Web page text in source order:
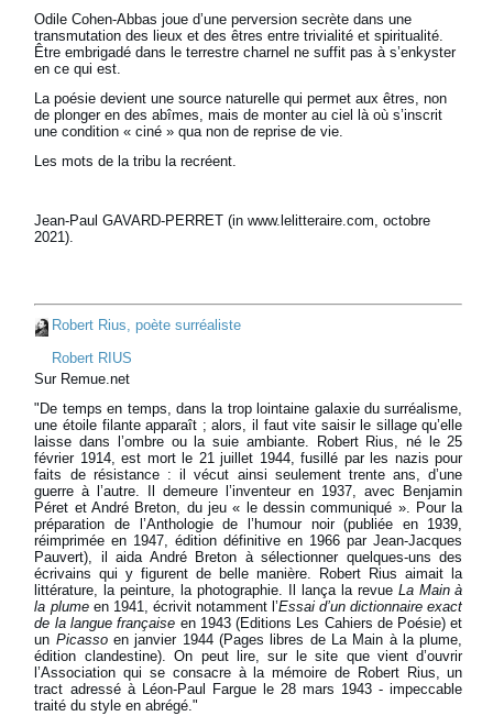
Odile Cohen-Abbas joue d’une perversion secrète dans une
transmutation des lieux et des êtres entre trivialité et spiritualité.
Être embrigadé dans le terrestre charnel ne suffit pas à s’enkyster
en ce qui est.
La poésie devient une source naturelle qui permet aux êtres, non
de plonger en des abîmes, mais de monter au ciel là où s’inscrit
une condition « ciné » qua non de reprise de vie.
Les mots de la tribu la recréent.
Jean-Paul GAVARD-PERRET (in www.lelitteraire.com, octobre
2021).
Robert Rius, poète surréaliste
Robert RIUS
Sur Remue.net
"De temps en temps, dans la trop lointaine galaxie du surréalisme,
une étoile filante apparaît ; alors, il faut vite saisir le sillage qu’elle
laisse dans l’ombre ou la suie ambiante. Robert Rius, né le 25
février 1914, est mort le 21 juillet 1944, fusillé par les nazis pour
faits de résistance : il vécut ainsi seulement trente ans, d’une
guerre à l’autre. Il demeure l’inventeur en 1937, avec Benjamin
Péret et André Breton, du jeu « le dessin communiqué ». Pour la
préparation de l’Anthologie de l’humour noir (publiée en 1939,
réimprimée en 1947, édition définitive en 1966 par Jean-Jacques
Pauvert), il aida André Breton à sélectionner quelques-uns des
écrivains qui y figurent de belle manière. Robert Rius aimait la
littérature, la peinture, la photographie. Il lança la revue La Main à
la plumeen 1941, écrivit notamment l’Essai d’un dictionnaire exact
de la langue française en 1943 (Editions Les Cahiers de Poésie) et
un Picassoen janvier 1944 (Pages libres de La Main à la plume,
édition clandestine). On peut lire, sur le site que vient d’ouvrir
l’Association qui se consacre à la mémoire de Robert Rius, un
tract adressé à Léon-Paul Fargue le 28 mars 1943 - impeccable
traité du style en abrégé."